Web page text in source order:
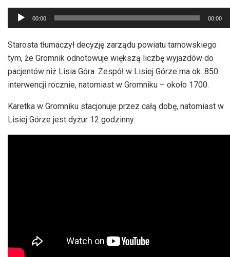
Odtwarzacz
plików
dźwiękowych
00:00 00:00
Starosta tłumaczył decyzję zarządu powiatu tarnowskiego
tym, że Gromnik odnotowuje większą liczbę wyjazdów do
pacjentów niż Lisia Góra. Zespół w Lisiej Górze ma ok. 850
interwencji rocznie, natomiast w Gromniku – około 1700.
Karetka w Gromniku stacjonuje przez całą dobę, natomiast w
Lisiej Górze jest dyżur 12 godzinny.